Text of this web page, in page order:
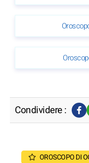
Condividere :
OROSCOPO DI